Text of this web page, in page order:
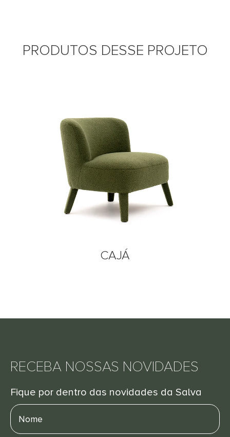
PRODUTOS DESSE PROJETO
CAJÁ
RECEBA NOSSAS NOVIDADES
Fique por dentro das novidades da Salva
Nome